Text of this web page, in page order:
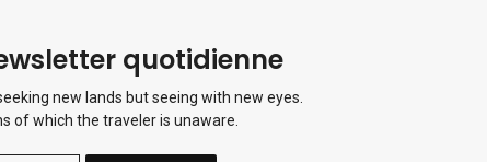
quotidienne
new lands but seeing with new eyes.
of which the traveler is unaware.